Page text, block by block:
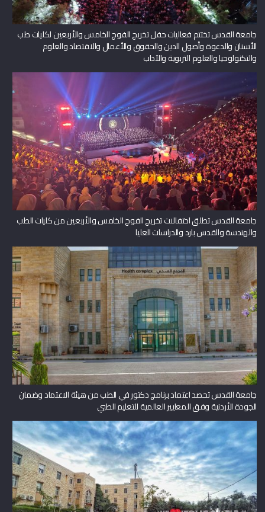
جامعة القدس تختتم فعاليات حفل تخريج الفوج الخامس والأربعين لكليات طب
الأسنان والدعوة وأصول الدين والحقوق والأعمال والاقتصاد والعلوم
والتكنولوجيا والعلوم التربوية والآداب
جامعة القدس تطلق احتفالات تخريج الفوج الخامس والأربعين من كليات الطب
والهندسة والقدس بارد والدراسات العليا
جامعة القدس تحصد اعتماد برنامج دكتور في الطب من هيئة الاعتماد وضمان
الجودة الأردنية وفق المعايير العالمية للتعليم الطبي